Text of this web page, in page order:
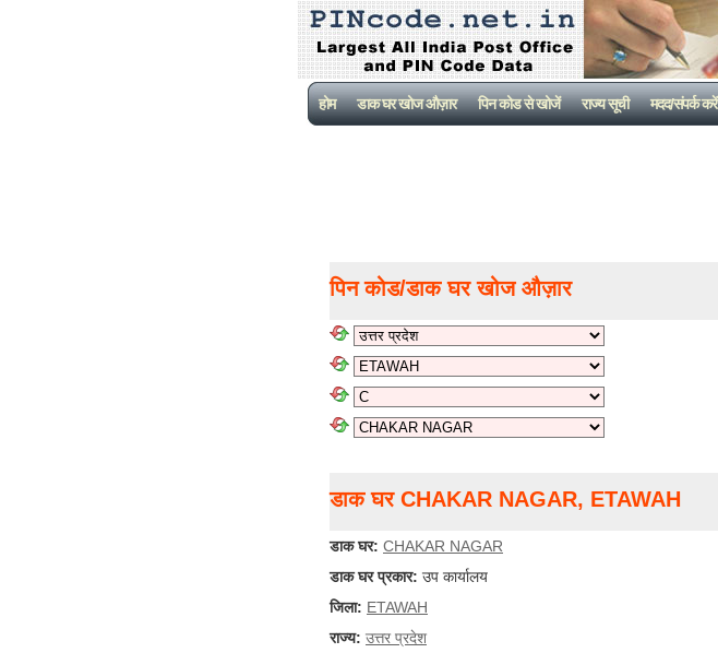
होम डाक घर खोज औज़ार पिन कोड से खोजें राज्य सूची मदद/संपर्क करें
पिन कोड/डाक घर खोज औज़ार
डाक घर CHAKAR NAGAR, ETAWAH
डाक घर: CHAKAR NAGAR
डाक घर प्रकार: उप कार्यालय
जिला: ETAWAH
राज्य: उत्तर प्रदेश